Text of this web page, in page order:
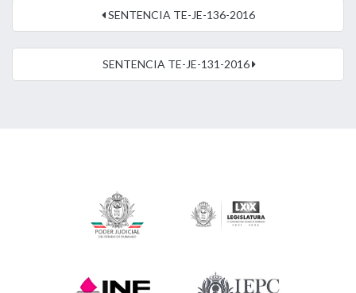
SENTENCIA TE-JE-136-2016
SENTENCIA TE-JE-131-2016